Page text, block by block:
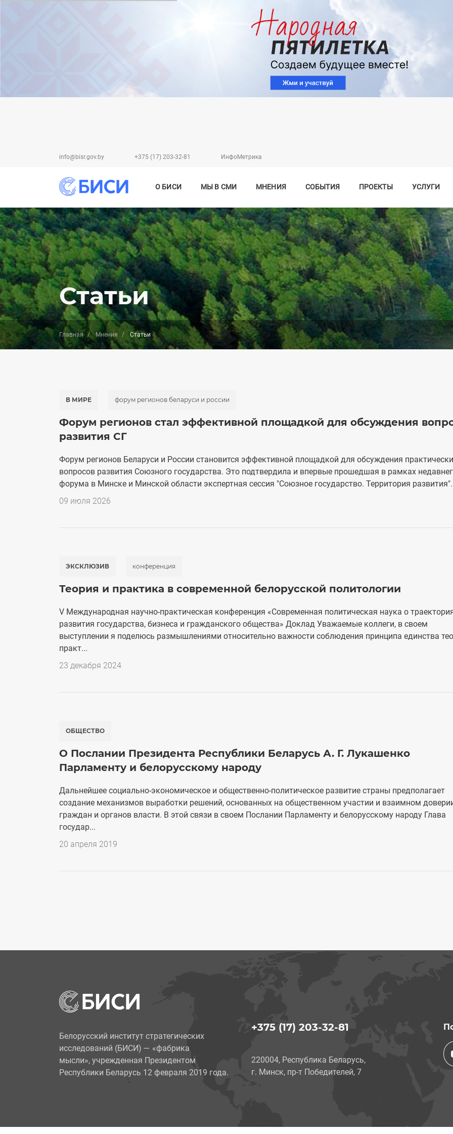
к
основному
содержанию
info@bisr.gov.by +375 (17) 203-32-81 ИнфоМетрика
О БИСИ МЫ В СМИ МНЕНИЯ СОБЫТИЯ ПРОЕКТЫ УСЛУГИ
Статьи
Главная Мнения Статьи
В МИРЕ форум регионов беларуси и россии
Форум регионов стал эффективной площадкой для обсуждения
развития СГ
Форум регионов Беларуси и России становится эффективной площадкой для обсуждения
вопросов развития Союзного государства. Это подтвердила и впервые прошедшая в рамках
форума в Минске и Минской области экспертная сессия "Союзное государство. Территория
09 июля 2026
ЭКСКЛЮЗИВ конференция
Теория и практика в современной белорусской политологии
V Международная научно-практическая конференция «Современная политическая наука о
развития государства, бизнеса и гражданского общества» Доклад Уважаемые коллеги, в своем
выступлении я поделюсь размышлениями относительно важности соблюдения принципа единства
практ...
23 декабря 2024
ОБЩЕСТВО
О Послании Президента Республики Беларусь А. Г. Лукашенко
Парламенту и белорусскому народу
Дальнейшее социально-экономическое и общественно-политическое развитие страны предполагает
создание механизмов выработки решений, основанных на общественном участии и взаимном
граждан и органов власти. В этой связи в своем Послании Парламенту и белорусскому народу Глава
государ...
20 апреля 2019
Белорусский институт стратегических
исследований (БИСИ) — «фабрика
мысли», учрежденная Президентом
Республики Беларусь 12 февраля 2019 года.
+375 (17) 203-32-81
220004, Республика Беларусь,
г. Минск, пр-т Победителей, 7